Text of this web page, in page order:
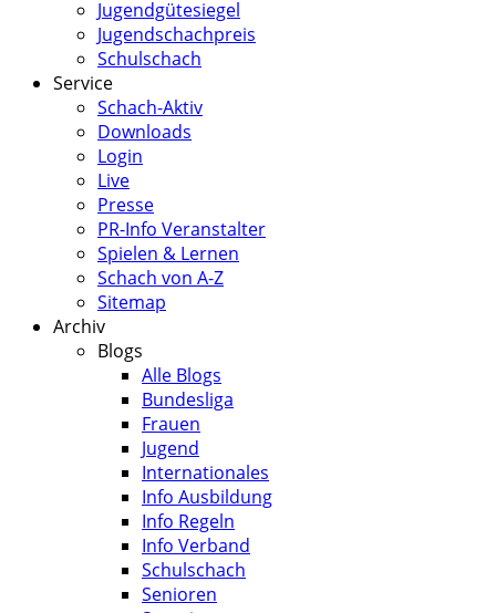
Jugendgütesiegel
Jugendschachpreis
Schulschach
Service
Schach-Aktiv
Downloads
Login
Live
Presse
PR-Info Veranstalter
Spielen & Lernen
Schach von A-Z
Sitemap
Archiv
Blogs
Alle Blogs
Bundesliga
Frauen
Jugend
Internationales
Info Ausbildung
Info Regeln
Info Verband
Schulschach
Senioren